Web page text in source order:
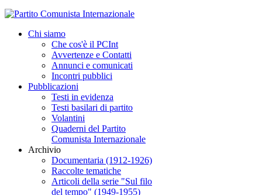
Chi siamo
Che cos'è il PCInt
Avvertenze e Contatti
Annunci e comunicati
Incontri pubblici
Pubblicazioni
Testi in evidenza
Testi basilari di partito
Volantini
Quaderni del Partito
Comunista Internazionale
Archivio
Documentaria (1912-1926)
Raccolte tematiche
Articoli della serie "Sul filo
del tempo" (1949-1955)